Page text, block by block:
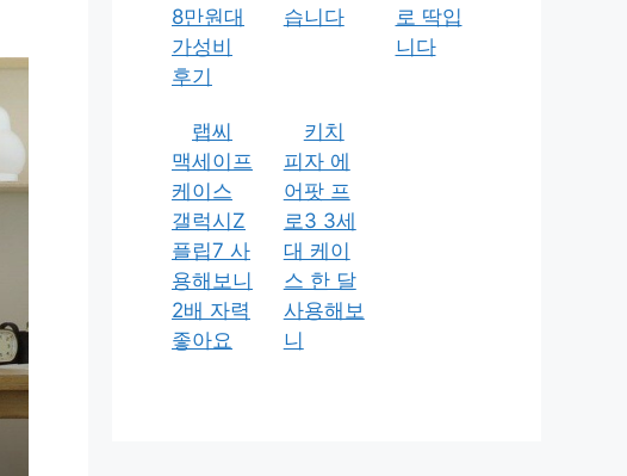
8만원대
가성비
후기
습니다
로 딱입
니다
랩씨
맥세이프
케이스
갤럭시Z
플립7 사
용해보니
2배 자력
좋아요
키치
피자 에
어팟 프
로3 3세
대 케이
스 한 달
사용해보
니